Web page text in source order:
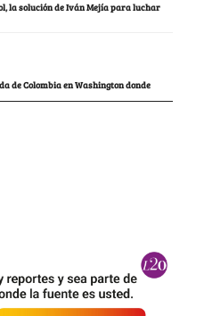
la solución de Iván Mejía para luchar
de Colombia en Washington donde